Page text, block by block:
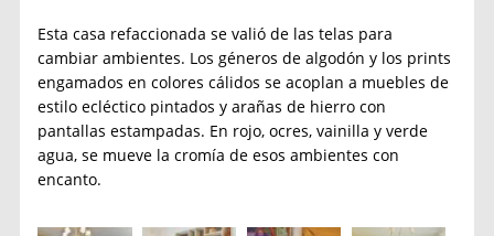
Esta casa refaccionada se valió de las telas para
cambiar ambientes. Los géneros de algodón y los prints
engamados en colores cálidos se acoplan a muebles de
estilo ecléctico pintados y arañas de hierro con
pantallas estampadas. En rojo, ocres, vainilla y verde
agua, se mueve la cromía de esos ambientes con
encanto.